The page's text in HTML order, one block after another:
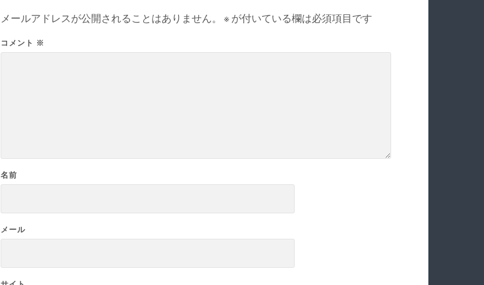
メールアドレスが公開されることはありません。 ※ が付いている欄は必須項目です
コメント ※
名前
メール